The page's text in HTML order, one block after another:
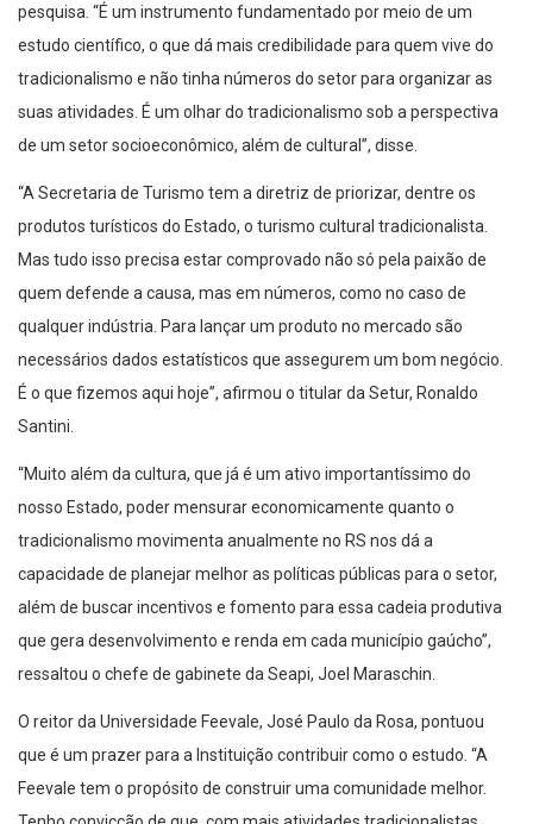
pesquisa. “É um instrumento fundamentado por meio de um
estudo científico, o que dá mais credibilidade para quem vive do
tradicionalismo e não tinha números do setor para organizar as
suas atividades. É um olhar do tradicionalismo sob a perspectiva
de um setor socioeconômico, além de cultural”, disse.
“A Secretaria de Turismo tem a diretriz de priorizar, dentre os
produtos turísticos do Estado, o turismo cultural tradicionalista.
Mas tudo isso precisa estar comprovado não só pela paixão de
quem defende a causa, mas em números, como no caso de
qualquer indústria. Para lançar um produto no mercado são
necessários dados estatísticos que assegurem um bom negócio.
É o que fizemos aqui hoje”, afirmou o titular da Setur, Ronaldo
Santini.
“Muito além da cultura, que já é um ativo importantíssimo do
nosso Estado, poder mensurar economicamente quanto o
tradicionalismo movimenta anualmente no RS nos dá a
capacidade de planejar melhor as políticas públicas para o setor,
além de buscar incentivos e fomento para essa cadeia produtiva
que gera desenvolvimento e renda em cada município gaúcho”,
ressaltou o chefe de gabinete da Seapi, Joel Maraschin.
O reitor da Universidade Feevale, José Paulo da Rosa, pontuou
que é um prazer para a Instituição contribuir como o estudo. “A
Feevale tem o propósito de construir uma comunidade melhor.